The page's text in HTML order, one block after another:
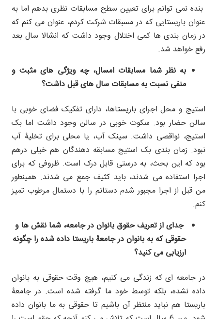
بنده نمی توانم برای تعیین سطح مسابقات نظری بدهم اما به
عنوان باریستایی که در مسبقات شرکت کردم، عنوان می کنم که
در زمان بندی ها کمی اختلال وجود داشت که انشالا سال بعد
رفع خواهد شد.
به نظر شما مسابقات امسال، چه ویژگی های مثبت و
منفی نسبت به مسابقات سال های قبل داشت؟
استیج و محل اجرای باریستاها، دارای تفکیک فضای خوبی با
سالن حضار بود. سکوت خوبی در سالن وجود داشت اما بک
استیج، نواقصی داشت. سینک آب، یا محلی برای تخلیۀ آب
نبود. زمان بندی بک استیج مسابقه دهندگان هم خیلی درهم
بود که این بحث، به درستی قابل درک است. ظروفی که برای
اجرا استفاده می شدند، باید کثیف جمع می شدند. همینطور
من قبل از اجرا مجبور شدم دستانم را با دستمال مرطوب تمیز
کنم.
جدای از تعریف حقوق بانوان در جامعه، شما نقش ها و
حقوقی که به بانوان در جامعۀ باریستا داده شده را چگونه
ارزیابی می کنید؟
در جامعه ای که زندگی می کنیم، هیچ وقت حقوقی به بانوان
داده نشده، بلکه توسط خود ما گرفته شده است. در جامعۀ
باریستا هم نباید منتظر آن باشیم تا حقوقی به ما بانوان داده